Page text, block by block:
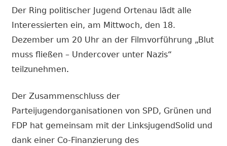
Der Ring politischer Jugend Ortenau lädt alle
Interessierten ein, am Mittwoch, den 18.
Dezember um 20 Uhr an der Filmvorführung „Blut
muss fließen – Undercover unter Nazis“
teilzunehmen.
Der Zusammenschluss der
Parteijugendorganisationen von SPD, Grünen und
FDP hat gemeinsam mit der LinksjugendSolid und
dank einer Co-Finanzierung des